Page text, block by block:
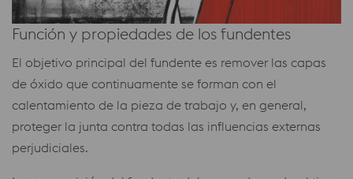
Función y propiedades de los fundentes
El objetivo principal del fundente es remover las capas
de óxido que continuamente se forman con el
calentamiento de la pieza de trabajo y, en general,
proteger la junta contra todas las influencias externas
perjudiciales.